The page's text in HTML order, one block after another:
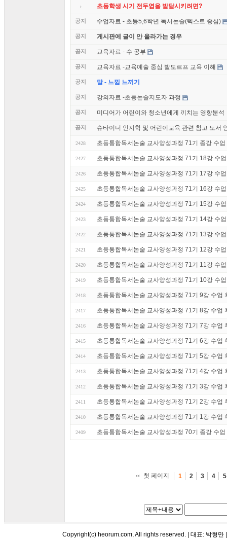
초등학생 시기 전두엽을 발달시키려면?
공지 수업자료 - 초등5,6학년 독서논술(텍스트 중심)
공지 게시판에 글이 안 올라가는 경우
공지 교육자료 - 수 공부
공지 교육자료 -교육예술 중심 발도르프 교육 이해
공지 말 - 느낌 느끼기
공지 강의자료 -초등논술지도자 과정
공지 미디어가 어린이와 청소년에게 끼치는 영향분석
공지 슈타이너 인지학 및 어린이교육 관련 참고 도서
2428 초등통합독서논술 교사양성과정 71기 종강 수
2427 초등통합독서논술 교사양성과정 71기 18강 수
2426 초등통합독서논술 교사양성과정 71기 17강 수
2425 초등통합독서논술 교사양성과정 71기 16강 수
2424 초등통합독서논술 교사양성과정 71기 15강 수
2423 초등통합독서논술 교사양성과정 71기 14강 수
2422 초등통합독서논술 교사양성과정 71기 13강 수
2421 초등통합독서논술 교사양성과정 71기 12강 수
2420 초등통합독서논술 교사양성과정 71기 11강 수
2419 초등통합독서논술 교사양성과정 71기 10강 수
2418 초등통합독서논술 교사양성과정 71기 9강 수업
2417 초등통합독서논술 교사양성과정 71기 8강 수업
2416 초등통합독서논술 교사양성과정 71기 7강 수업
2415 초등통합독서논술 교사양성과정 71기 6강 수업
2414 초등통합독서논술 교사양성과정 71기 5강 수업
2413 초등통합독서논술 교사양성과정 71기 4강 수업
2412 초등통합독서논술 교사양성과정 71기 3강 수업
2411 초등통합독서논술 교사양성과정 71기 2강 수업
2410 초등통합독서논술 교사양성과정 71기 1강 수업
2409 초등통합독서논술 교사양성과정 70기 종강 수
첫 페이지 1 2 3 4 5
Copyright(c) heorum.com, All rights reserved. | 대표: 박형